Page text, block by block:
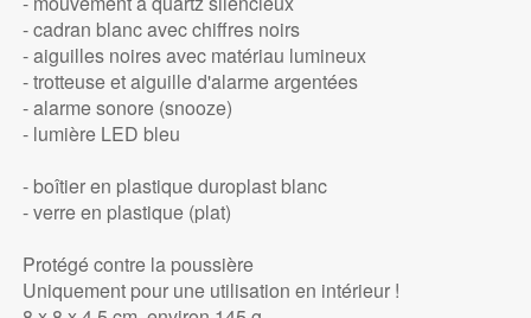
- cadran blanc avec chiffres noirs
- aiguilles noires avec matériau lumineux
- trotteuse et aiguille d'alarme argentées
- alarme sonore (snooze)
- lumière LED bleu
- boîtier en plastique duroplast blanc
- verre en plastique (plat)
Protégé contre la poussière
Uniquement pour une utilisation en intérieur !